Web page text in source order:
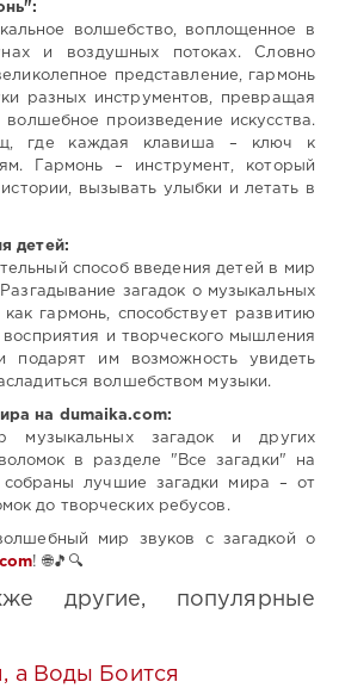
волшебство, воплощенное в
и воздушных потоках. Словно
представление, гармонь
разных инструментов, превращая
произведение искусства.
где каждая клавиша – ключ к
Гармонь – инструмент, который
вызывать улыбки и летать в
детей:
способ введения детей в мир
загадок о музыкальных
как гармонь, способствует развитию
восприятия и творческого мышления
подарят им возможность увидеть
волшебством музыки.
на dumaika.com:
музыкальных загадок и других
в разделе "Все загадки" на
собраны лучшие загадки мира – от
до творческих ребусов.
мир звуков с загадкой о
! 🌐🎵🔍
другие, популярные
а Воды Боится